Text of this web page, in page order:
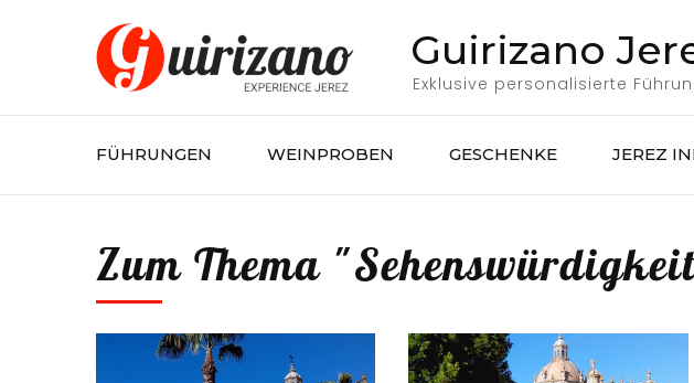
(Press
Guirizano
Exklusive personalisierte
FÜHRUNGEN WEINPROBEN GESCHENKE JEREZ
Zum Thema